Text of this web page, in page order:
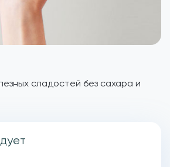
сладостей без сахара и